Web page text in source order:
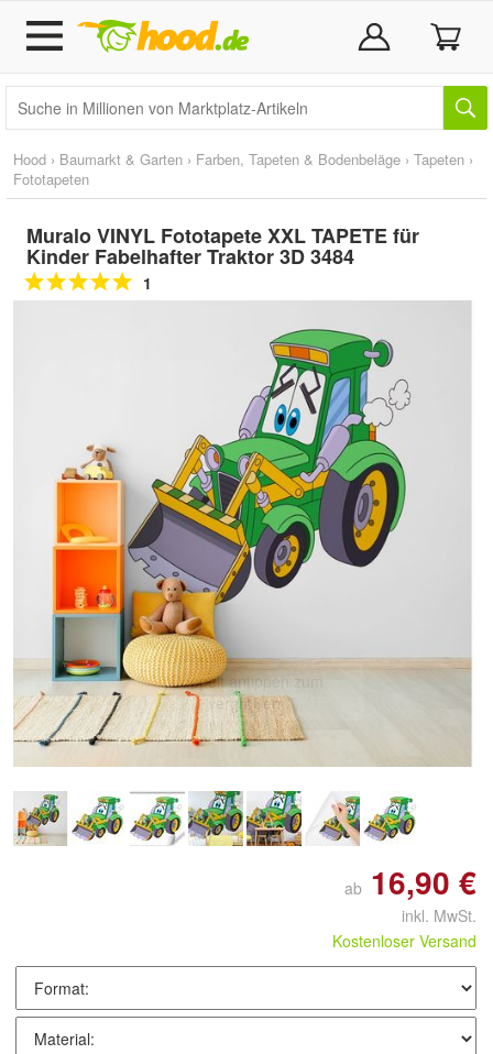
Hood › Baumarkt & Garten › Farben, Tapeten & Bodenbeläge › Tapeten ›
Fototapeten
Muralo VINYL Fototapete XXL TAPETE für
Kinder Fabelhafter Traktor 3D 3484
1
Doppelt antippen zum
vergrößern
ab 16,90 €
inkl. MwSt.
Kostenloser Versand